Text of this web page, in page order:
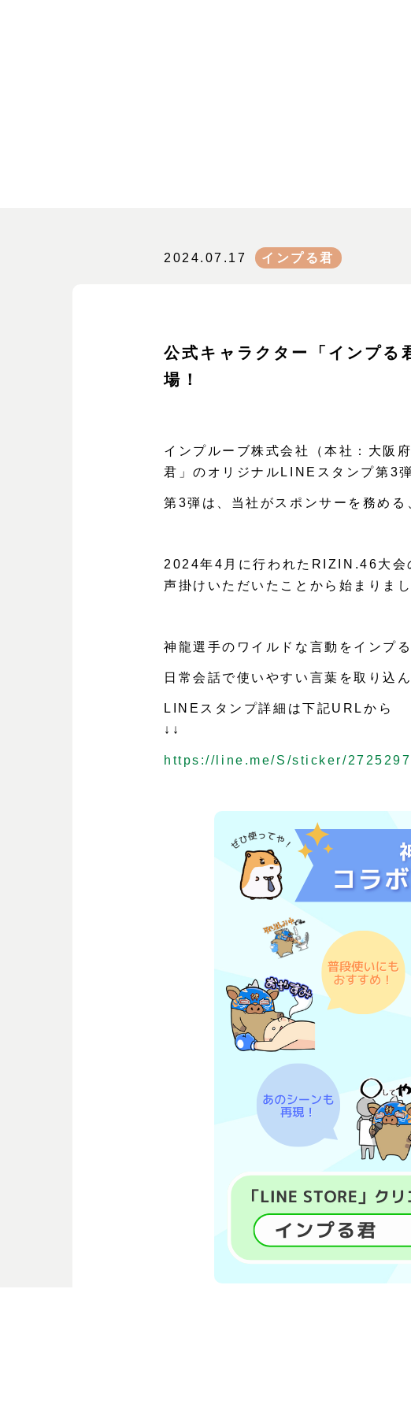
2024.07.17 インプる君
公式キャラクター「インプる
場！
インプルーブ株式会社（本社：大阪
君」のオリジナルLINEスタンプ第3
第3弾は、当社がスポンサーを務め
2024年4月に行われたRIZIN.46大会
声掛けいただいたことから始まりまし
神龍選手のワイルドな言動をインプ
日常会話で使いやすい言葉を取り込
LINEスタンプ詳細は下記URLから
↓↓
https://line.me/S/sticker/